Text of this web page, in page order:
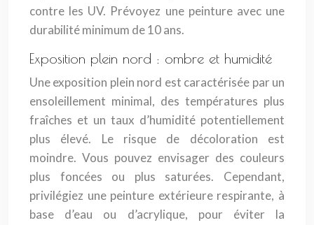
contre les UV. Prévoyez une peinture avec une
durabilité minimum de 10 ans.
Exposition plein nord : ombre et humidité
Une exposition plein nord est caractérisée par un
ensoleillement minimal, des températures plus
fraîches et un taux d’humidité potentiellement
plus élevé. Le risque de décoloration est
moindre. Vous pouvez envisager des couleurs
plus foncées ou plus saturées. Cependant,
privilégiez une peinture extérieure respirante, à
base d’eau ou d’acrylique, pour éviter la